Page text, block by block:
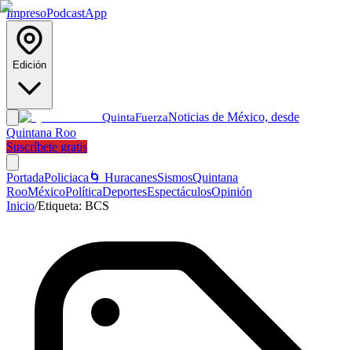
ImpresoPodcastApp
Edición
QuintaFuerzaNoticias de México, desde
Quintana Roo
Suscríbete gratis
PortadaPoliciaca 🌀 HuracanesSismosQuintana
RooMéxicoPolíticaDeportesEspectáculosOpinión
Inicio/Etiqueta: BCS